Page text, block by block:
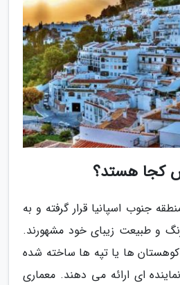
کجا هستد؟
جنوب اسپانیا قرار گرفته و به
و طبیعت زیبای خود مشهورند.
ها یا تپه ها ساخته شده
ای ارائه می دهند. معماری